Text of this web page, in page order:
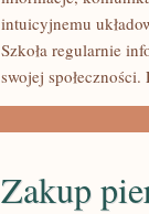
intuicyjnemu
Szkoła regularnie
swojej społeczności.
Zakup